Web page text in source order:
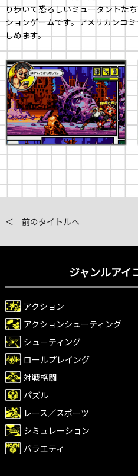
り歩いて恐ろしいミュータントた
ションゲームです。アメリカンコ
しめます。
＜ 前のタイトルへ
ジャンルアイ
アクション
アクションシューティング
シューティング
ロールプレイング
対戦格闘
パズル
レース／スポーツ
シミュレーション
バラエティ